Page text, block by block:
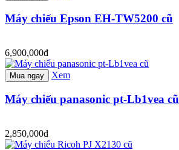
Máy chiếu Epson EH-TW5200 cũ
6,900,000đ
Mua ngay Xem
Máy chiếu panasonic pt-Lb1vea cũ
2,850,000đ